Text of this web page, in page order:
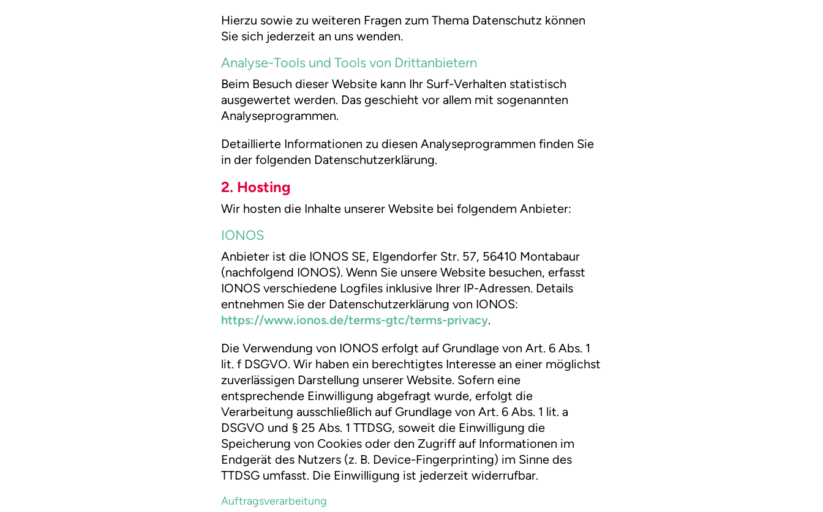
Hierzu sowie zu weiteren Fragen zum Thema Datenschutz können
Sie sich jederzeit an uns wenden.
Analyse-Tools und Tools von Dritt­anbietern
Beim Besuch dieser Website kann Ihr Surf-Verhalten statistisch
ausgewertet werden. Das geschieht vor allem mit sogenannten
Analyseprogrammen.
Detaillierte Informationen zu diesen Analyseprogrammen finden Sie
in der folgenden Datenschutzerklärung.
2. Hosting
Wir hosten die Inhalte unserer Website bei folgendem Anbieter:
IONOS
Anbieter ist die IONOS SE, Elgendorfer Str. 57, 56410 Montabaur
(nachfolgend IONOS). Wenn Sie unsere Website besuchen, erfasst
IONOS verschiedene Logfiles inklusive Ihrer IP-Adressen. Details
entnehmen Sie der Datenschutzerklärung von IONOS:
https://www.ionos.de/terms-gtc/terms-privacy.
Die Verwendung von IONOS erfolgt auf Grundlage von Art. 6 Abs. 1
lit. f DSGVO. Wir haben ein berechtigtes Interesse an einer möglichst
zuverlässigen Darstellung unserer Website. Sofern eine
entsprechende Einwilligung abgefragt wurde, erfolgt die
Verarbeitung ausschließlich auf Grundlage von Art. 6 Abs. 1 lit. a
DSGVO und § 25 Abs. 1 TTDSG, soweit die Einwilligung die
Speicherung von Cookies oder den Zugriff auf Informationen im
Endgerät des Nutzers (z. B. Device-Fingerprinting) im Sinne des
TTDSG umfasst. Die Einwilligung ist jederzeit widerrufbar.
Auftragsverarbeitung